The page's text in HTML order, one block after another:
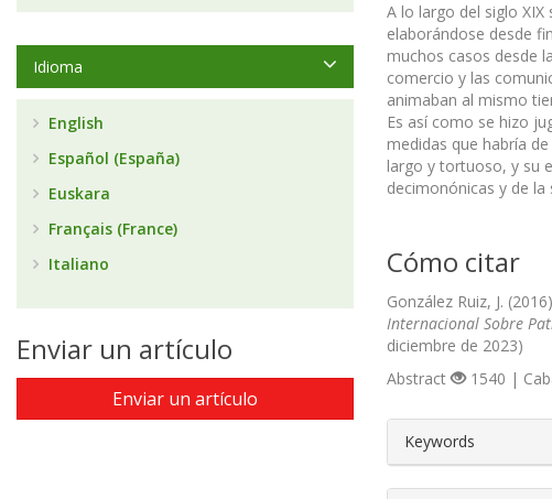
A lo largo del siglo
elaborándose desde
muchos casos desde
comercio y las
animaban al mismo
Es así como se hizo
medidas que habría
largo y tortuoso, y su
decimonónicas y de la
Cómo citar
González Ruiz, J.
Internacional Sobre
diciembre de 2023)
Abstract 1540 |
Keywords
Idioma
English
Español (España)
Euskara
Français (France)
Italiano
Enviar un artículo
Enviar un artículo